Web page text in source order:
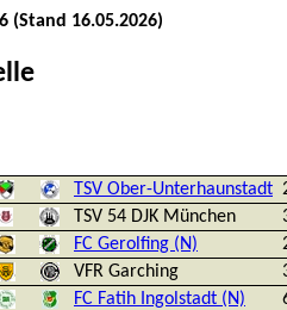
(Stand 16.05.2026)
TSV Ober-Unterhaunstadt
TSV 54 DJK München
FC Gerolfing (N)
VFR Garching
FC Fatih Ingolstadt (N)